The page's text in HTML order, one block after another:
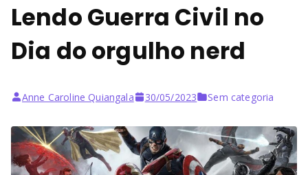
Lendo Guerra Civil no
Dia do orgulho nerd
Anne Caroline Quiangala 30/05/2023 Sem categoria